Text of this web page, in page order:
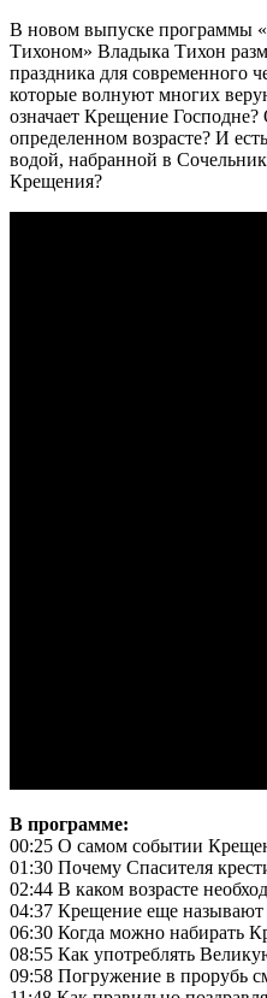
В новом выпуске программы
Тихоном» Владыка Тихон
праздника для современного
которые волнуют многих
означает Крещение Господне?
определенном возрасте? И
водой, набранной в
Крещения?
В программе:
00:25 О самом событии
01:30 Почему Спасителя
02:44 В каком возрасте
04:37 Крещение еще называют
06:30 Когда можно набирать
08:55 Как употреблять
09:58 Погружение в прорубь